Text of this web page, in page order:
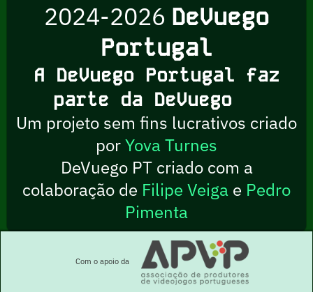
2024-2026 DeVuego
Portugal
A DeVuego Portugal faz
parte da DeVuego
Um projeto sem fins lucrativos criado
porYova Turnes
DeVuego PT criado com a
colaboração de Filipe Veiga e Pedro
Pimenta
Com o apoio da